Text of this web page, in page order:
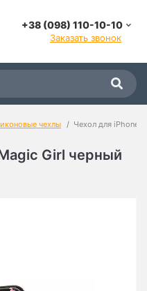
+38 (098) 110-10-10
Заказать звонок
чехлы Чехол для iPhone
Girl черный